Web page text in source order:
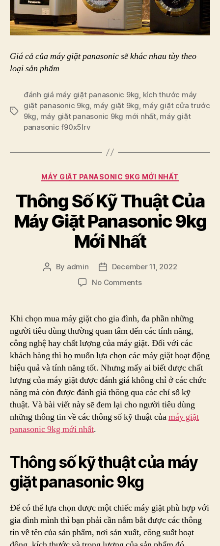
Giá cả của máy giặt panasonic sẽ khác nhau tùy theo
loại sản phẩm
Tags
đánh giá máy giặt panasonic 9kg, kích thước máy
giặt panasonic 9kg, máy giặt 9kg, máy giặt cửa trước
9kg, máy giặt panasonic 9kg mới nhất, máy giặt
panasonic f90x5lrv
Categories
MÁY GIẶT PANASONIC 9KG MỚI NHẤT
Thông Số Kỹ Thuật Của
Máy Giặt Panasonic 9kg
Mới Nhất
Post
By admin
Post
date
December 11, 2022
No Commentson
Kỹ
Thuật
Của
Máy
Giặt
Panasonic
9kg
Mới
Nhất
Khi chọn mua máy giặt cho gia đình, đa phần những
người tiêu dùng thường quan tâm đến các tính năng,
công nghệ hay chất lượng của máy giặt. Đối với các
khách hàng thì họ muốn lựa chọn các máy giặt hoạt động
hiệu quả và tính năng tốt. Nhưng mấy ai biết được chất
lượng của máy giặt được đánh giá không chỉ ở các chức
năng mà còn được đánh giá thông qua các chỉ số kỹ
thuật. Và bài viết này sẽ đem lại cho người tiêu dùng
những thông tin về các thông số kỹ thuật củamáy giặt
panasonic 9kg mới nhất.
Thông số kỹ thuật của máy
giặt panasonic 9kg
Để có thể lựa chọn được một chiếc máy giặt phù hợp với
gia đình mình thì bạn phải cần nắm bắt được các thông
tin về tên của sản phẩm, nơi sản xuất, công suất hoạt